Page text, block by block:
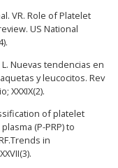
VR. Role of Platelet
US National
L. Nuevas tendencias en
y leucocitos. Rev
XXXIX(2).
of platelet
(P-PRP) to
in